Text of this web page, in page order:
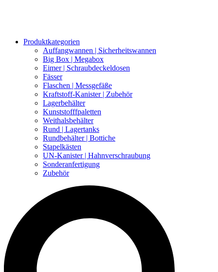
Produktkategorien
Auffangwannen | Sicherheitswannen
Big Box | Megabox
Eimer | Schraubdeckeldosen
Fässer
Flaschen | Messgefäße
Kraftstoff-Kanister | Zubehör
Lagerbehälter
Kunststofffpaletten
Weithalsbehälter
Rund | Lagertanks
Rundbehälter | Bottiche
Stapelkästen
UN-Kanister | Hahnverschraubung
Sonderanfertigung
Zubehör